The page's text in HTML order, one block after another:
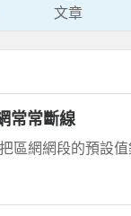
文章
常常斷線